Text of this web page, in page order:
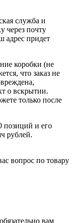
служба и
через почту
адрес придет
коробки (не
что заказ не
о вскрытии.
только после
позиций и его
рублей.
вопрос по товару
вам